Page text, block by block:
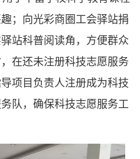
；向光彩商圈工会驿站捐
站科普阅读角，方便群众
在还未注册科技志愿服务
项目负责人注册成为科技
队，确保科技志愿服务工